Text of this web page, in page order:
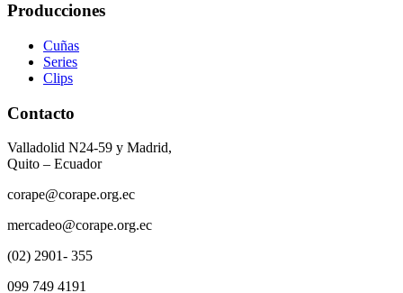
Producciones
Cuñas
Series
Clips
Contacto
Valladolid N24-59 y Madrid,
Quito – Ecuador
corape@corape.org.ec
mercadeo@corape.org.ec
(02) 2901- 355
099 749 4191